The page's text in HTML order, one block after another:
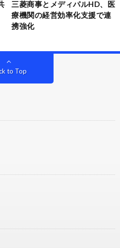
三菱商事とメディパルHD、医
療機関の経営効率化支援で連
携強化
to Top